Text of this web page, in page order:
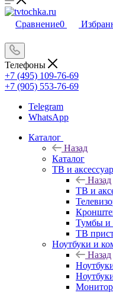
Сравнение0
Телефоны
+7 (495) 109-76-69
+7 (905) 553-76-69
Telegram
WhatsApp
Каталог
Назад
Каталог
ТВ и
Назад
ТВ и
Тумбы и
ТВ
Ноутбуки и
Назад